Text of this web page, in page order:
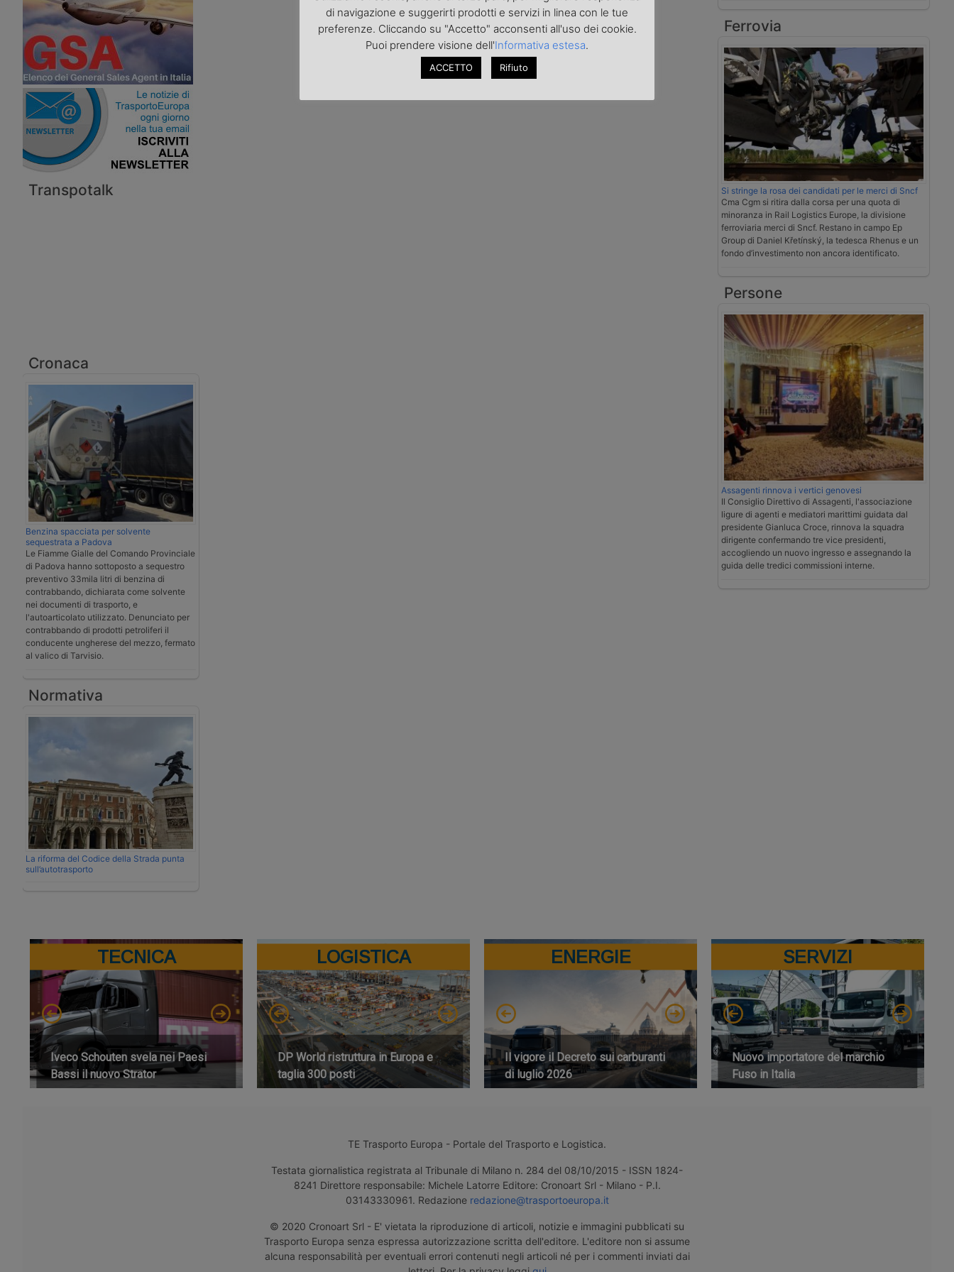
Transpotalk
Cronaca
Benzina spacciata per solvente
sequestrata a Padova
Le Fiamme Gialle del Comando Provinciale
di Padova hanno sottoposto a sequestro
preventivo 33mila litri di benzina di
contrabbando, dichiarata come solvente
nei documenti di trasporto, e
l'autoarticolato utilizzato. Denunciato per
contrabbando di prodotti petroliferi il
conducente ungherese del mezzo, fermato
al valico di Tarvisio.
Normativa
La riforma del Codice della Strada punta
sull’autotrasporto
Ferrovia
Si stringe la rosa dei candidati per le merci di Sncf
Cma Cgm si ritira dalla corsa per una quota di
minoranza in Rail Logistics Europe, la divisione
ferroviaria merci di Sncf. Restano in campo Ep
Group di Daniel Křetínský, la tedesca Rhenus e un
fondo d’investimento non ancora identificato.
Persone
Assagenti rinnova i vertici genovesi
Il Consiglio Direttivo di Assagenti, l'associazione
ligure di agenti e mediatori marittimi guidata dal
presidente Gianluca Croce, rinnova la squadra
dirigente confermando tre vice presidenti,
accogliendo un nuovo ingresso e assegnando la
guida delle tredici commissioni interne.
TECNICA
Iveco Schouten svela nei Paesi
Bassi il nuovo Strator
LOGISTICA
DP World ristruttura in Europa e
taglia 300 posti
ENERGIE
Il vigore il Decreto sui carburanti
di luglio 2026
SERVIZI
Nuovo importatore del marchio
Fuso in Italia
TE Trasporto Europa - Portale del Trasporto e Logistica.
Testata giornalistica registrata al Tribunale di Milano n. 284 del 08/10/2015 - ISSN 1824-
8241 Direttore responsabile: Michele Latorre Editore: Cronoart Srl - Milano - P.I.
03143330961. Redazione redazione@trasportoeuropa.it
© 2020 Cronoart Srl - E' vietata la riproduzione di articoli, notizie e immagini pubblicati su
Trasporto Europa senza espressa autorizzazione scritta dell'editore. L'editore non si assume
alcuna responsabilità per eventuali errori contenuti negli articoli né per i commenti inviati dai
di navigazione e suggerirti prodotti e servizi in linea con le tue
preferenze. Cliccando su "Accetto" acconsenti all'uso dei cookie.
Puoi prendere visione dell'Informativa estesa.
ACCETTO Rifiuto